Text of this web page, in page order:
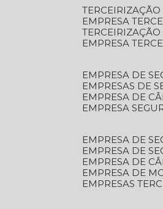
EMPRESA
EMPRESA
EMPRESA DE
EMPRESAS DE
EMPRESA DE
EMPRESA
EMPRESA DE
EMPRESA DE
EMPRESA DE
EMPRESA DE
EMPRESAS